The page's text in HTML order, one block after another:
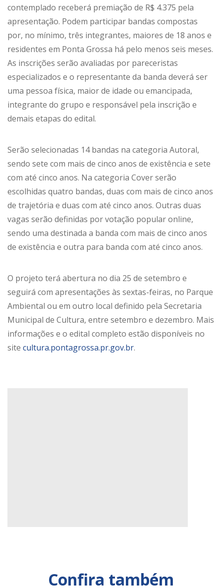
contemplado receberá premiação de R$ 4.375 pela
apresentação. Podem participar bandas compostas
por, no mínimo, três integrantes, maiores de 18 anos e
residentes em Ponta Grossa há pelo menos seis meses.
As inscrições serão avaliadas por pareceristas
especializados e o representante da banda deverá ser
uma pessoa física, maior de idade ou emancipada,
integrante do grupo e responsável pela inscrição e
demais etapas do edital.
Serão selecionadas 14 bandas na categoria Autoral,
sendo sete com mais de cinco anos de existência e sete
com até cinco anos. Na categoria Cover serão
escolhidas quatro bandas, duas com mais de cinco anos
de trajetória e duas com até cinco anos. Outras duas
vagas serão definidas por votação popular online,
sendo uma destinada a banda com mais de cinco anos
de existência e outra para banda com até cinco anos.
O projeto terá abertura no dia 25 de setembro e
seguirá com apresentações às sextas-feiras, no Parque
Ambiental ou em outro local definido pela Secretaria
Municipal de Cultura, entre setembro e dezembro. Mais
informações e o edital completo estão disponíveis no
site cultura.pontagrossa.pr.gov.br.
Confira também